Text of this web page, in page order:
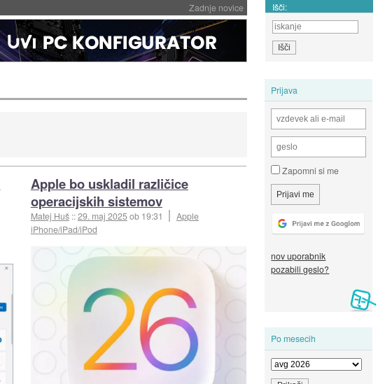
Zadnje novice Išči:
Prijava
Zapomni si me
nov uporabnik
pozabili geslo?
Po mesecih
Apple bo uskladil različice
operacijskih sistemov
Matej Huš ::29. maj 2025ob 19:31
Apple
iPhone/iPad/iPod